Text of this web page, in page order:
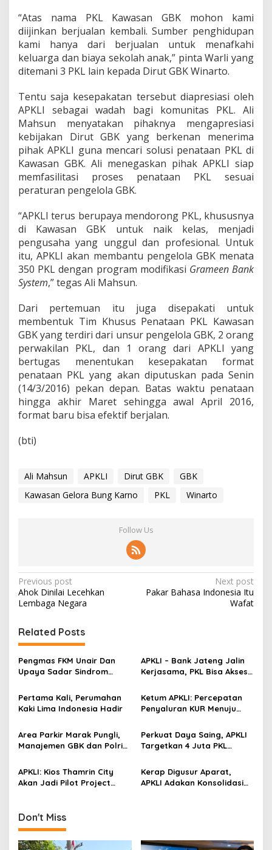
“Atas nama PKL Kawasan GBK mohon kami
diijinkan berjualan kembali. Sumber penghidupan
kami hanya dari berjualan untuk menafkahi
keluarga dan biaya sekolah anak,” pinta Warli yang
ditemani 3 PKL lain kepada Dirut GBK Winarto.
Tentu saja kesepakatan tersebut diapresiasi oleh
APKLI sebagai wadah bagi komunitas PKL. Ali
Mahsun menyatakan pihaknya mengapresiasi
kebijakan Dirut GBK yang berkenan menerima
pihak APKLI guna mencari solusi penataan PKL di
Kawasan GBK. Ali menegaskan pihak APKLI siap
memfasilitasi proses penataan PKL sesuai
peraturan pengelola GBK.
“APKLI terus berupaya mendorong PKL, khususnya
di Kawasan GBK untuk naik kelas, menjadi
pengusaha yang unggul dan profesional. Untuk
itu, APKLI akan membantu pengelola GBK menata
350 PKL dengan program modifikasi Grameen Bank
System,” tegas Ali Mahsun.
Dari pertemuan itu juga disepakati untuk
membentuk Tim Khusus Penataan PKL Kawasan
GBK yang terdiri dari unsur pengelola GBK, 2 orang
perwakilan PKL, dan 1 orang dari APKLI yang
bertugas menentukan kesepakatan format
penataan PKL yang akan diputuskan pada Senin
(14/3/2016) pekan depan. Batas waktu penataan
hingga akhir Maret sehingga awal April 2016,
format baru bisa efektif berjalan.
(bti)
Ali Mahsun APKLI Dirut GBK
GBK
Kawasan Gelora Bung Karno
PKL Winarto
Follow Us
P
o
t
n
a
i
a
t
i
o
Previous post
Ahok Dinilai Lecehkan
Lembaga Negara
Next post
Pakar Bahasa Indonesia Itu
Wafat
Related Posts
Pengmas FKM Unair Dan
Upaya Sadar Sindrom
APKLI – Bank Jateng Jalin
Kerjasama, PKL Bisa Akses
Pertama Kali, Perumahan
Kaki Lima Indonesia Hadir
Ketum APKLI: Percepatan
Penyaluran KUR Menuju
Indonesia
Area Parkir Marak Pungli,
Manajemen GBK dan Polri
Perkuat Daya Saing, APKLI
Targetkan 4 Juta PKL
APKLI: Kios Thamrin City
Akan Jadi Pilot Project
Kerap Digusur Aparat,
APKLI Adakan Konsolidasi
Don't Miss